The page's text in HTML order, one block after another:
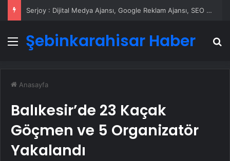
Serjoy : Dijital Medya Ajansı, Google Reklam Ajansı, SEO Ajansı ve Web Tasarım Ajansı
Menü
Şebinkarahisar Haber
Anasayfa
Balıkesir’de 23 Kaçak
Göçmen ve 5 Organizatör
Yakalandı